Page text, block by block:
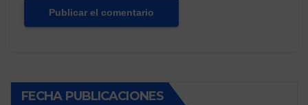
FECHA PUBLICACIONES